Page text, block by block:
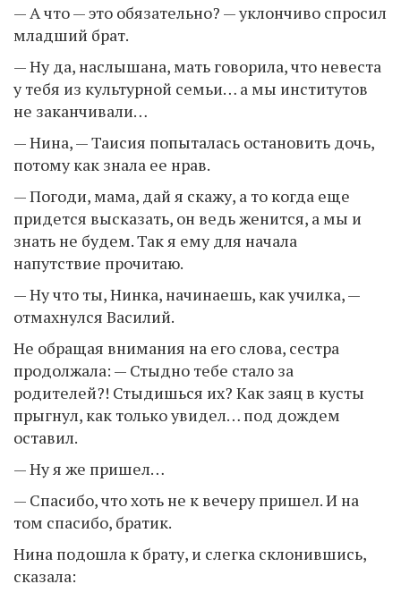
— А что — это обязательно? — уклончиво спросил
младший брат.
— Ну да, наслышана, мать говорила, что невеста
у тебя из культурной семьи… а мы институтов
не заканчивали…
— Нина, — Таисия попыталась остановить дочь,
потому как знала ее нрав.
— Погоди, мама, дай я скажу, а то когда еще
придется высказать, он ведь женится, а мы и
знать не будем. Так я ему для начала
напутствие прочитаю.
— Ну что ты, Нинка, начинаешь, как училка, —
отмахнулся Василий.
Не обращая внимания на его слова, сестра
продолжала: — Стыдно тебе стало за
родителей?! Стыдишься их? Как заяц в кусты
прыгнул, как только увидел… под дождем
оставил.
— Ну я же пришел…
— Спасибо, что хоть не к вечеру пришел. И на
том спасибо, братик.
Нина подошла к брату, и слегка склонившись,
сказала: